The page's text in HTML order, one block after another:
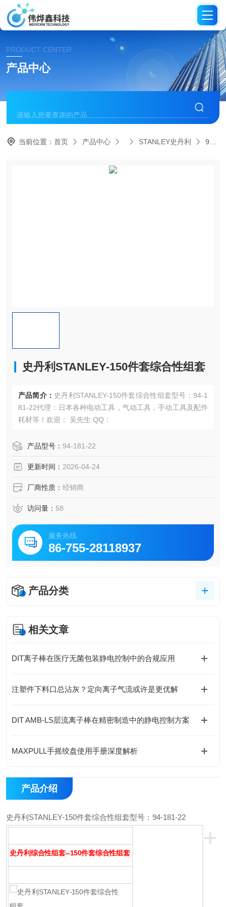
PRODUCT CENTER
产品中心
当前位置：首页 产品中心 STANLEY史丹利 94-181-22史丹利STANLEY-150件套综合性组套
史丹利STANLEY-150件套综合性组套
产品简介： 史丹利STANLEY-150件套综合性组套型号：94-1
81-22代理：日本各种电动工具，气动工具，手动工具及配件
耗材等！欢迎： 吴先生 QQ：
产品型号： 94-181-22
更新时间： 2026-04-24
厂商性质： 经销商
访问量： 58
服务热线
86-755-28118937
产品分类
相关文章
DIT离子棒在医疗无菌包装静电控制中的合规应用
注塑件下料口总沾灰？定向离子气流或许是更优解
DIT AMB-LS层流离子棒在精密制造中的静电控制方案
MAXPULL手摇绞盘使用手册深度解析
产品介绍
史丹利STANLEY-150件套综合性组套型号：94-181-22
+
史丹利综合性组套--150件套综合性组套